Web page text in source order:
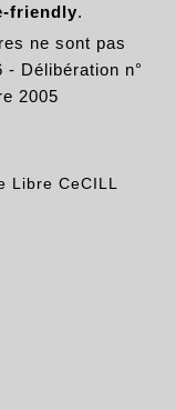
friendly.
ne sont pas
- Délibération n°
2005
Libre CeCILL